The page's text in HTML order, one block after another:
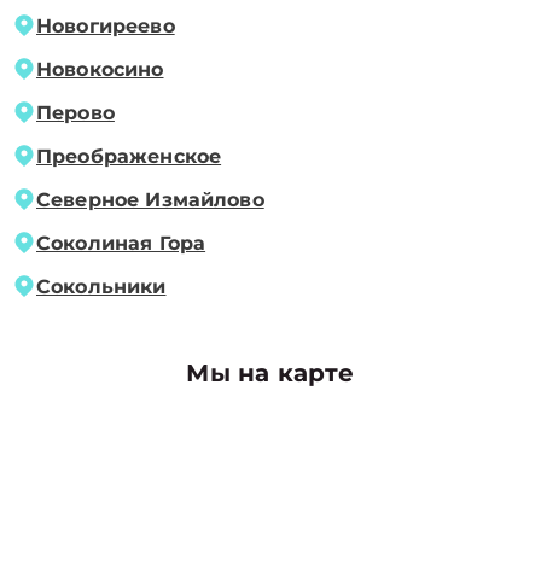
Новогиреево
Новокосино
Перово
Преображенское
Северное Измайлово
Соколиная Гора
Сокольники
Мы на карте